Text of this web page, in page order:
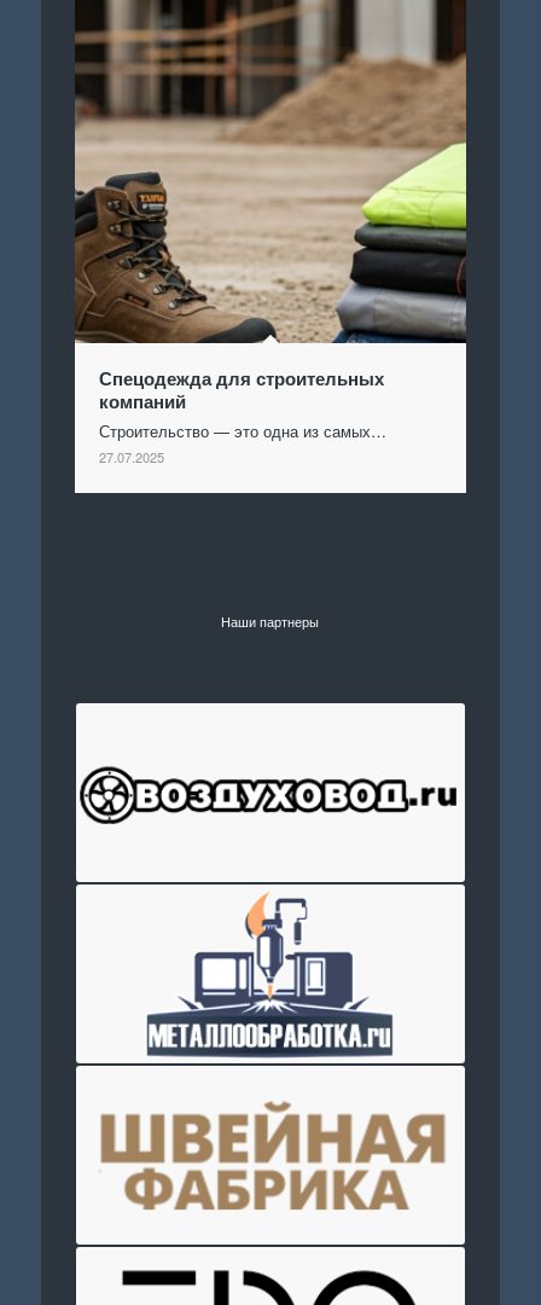
Спецодежда для строительных
компаний
Строительство — это одна из самых…
27.07.2025
Наши партнеры